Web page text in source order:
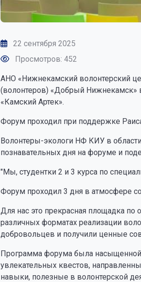
22 сентября 2025
Просмотров: 452
АНО «Нижнекамский волонтерский
(волонтеров) «Добрый Нижнекамск»
«Камский Артек».
Форум проходил при поддержке
Волонтеры-экологи НФ КИУ в
познавательных дня на форуме и
"Мы, студентки 2 и 3 курса по
Форум проходил 3 дня в атмосфере
Для нас это прекрасная площадка
различных форматах реализации
добровольцев и получили ценные
Программа форума была
увлекательных квестов,
навыки, полезные в волонтерской